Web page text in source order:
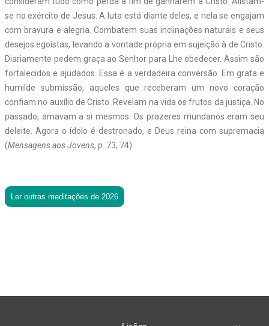
se no exército de Jesus. A luta está diante deles, e nela se engajam
com bravura e alegria. Combatem suas inclinações naturais e seus
desejos egoístas, levando a vontade própria em sujeição à de Cristo.
Diariamente pedem graça ao Senhor para Lhe obedecer. Assim são
fortalecidos e ajudados. Essa é a verdadeira conversão. Em grata e
humilde submissão, aqueles que receberam um novo coração
confiam no auxílio de Cristo. Revelam na vida os frutos da justiça. No
passado, amavam a si mesmos. Os prazeres mundanos eram seu
deleite. Agora o ídolo é destronado, e Deus reina com supremacia
(Mensagens aos Jovens, p. 73, 74).
Ler outras meditações de 2026